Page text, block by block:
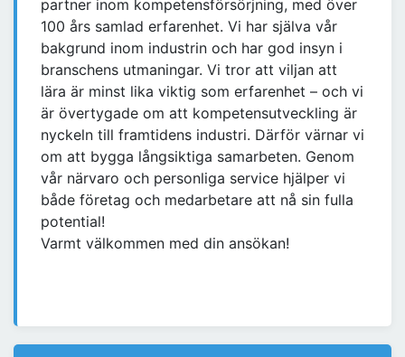
partner inom kompetensförsörjning, med över
100 års samlad erfarenhet. Vi har själva vår
bakgrund inom industrin och har god insyn i
branschens utmaningar. Vi tror att viljan att
lära är minst lika viktig som erfarenhet – och vi
är övertygade om att kompetensutveckling är
nyckeln till framtidens industri. Därför värnar vi
om att bygga långsiktiga samarbeten. Genom
vår närvaro och personliga service hjälper vi
både företag och medarbetare att nå sin fulla
potential!
Varmt välkommen med din ansökan!